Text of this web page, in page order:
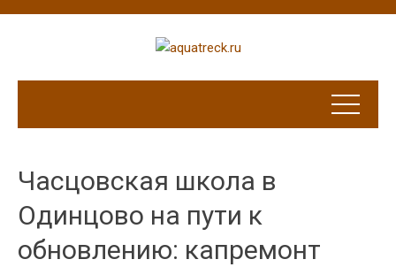
Часцовская школа в
Одинцово на пути к
обновлению: капремонт